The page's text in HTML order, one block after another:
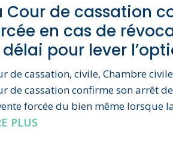
Cour de cassation
en cas de
délai pour lever
de cassation, civile, Chambre
de cassation confirme son arrêt
forcée du bien même lorsque
PLUS